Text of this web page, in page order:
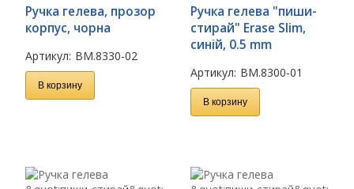
Ручка гелева, прозор
корпус, чорна
Артикул: BM.8330-02
В корзину
Ручка гелева "пиши-
стирай" Erase Slim,
синій, 0.5 mm
Артикул: BM.8300-01
В корзину